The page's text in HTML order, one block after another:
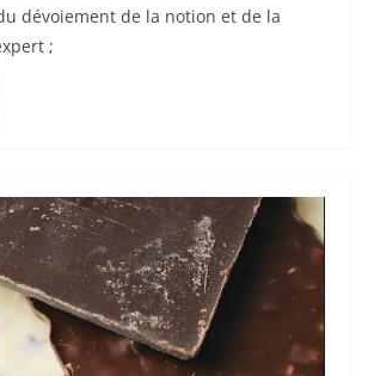
dévoiement de la notion et de la
;